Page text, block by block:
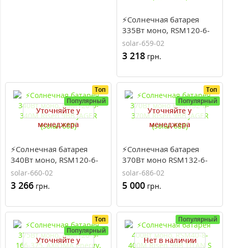
⚡Солнечная батарея
335Вт моно, RSM120-6-
335M Risen 9BB JAGER
(solar-659)
solar-659-02
3 218 грн.
Топ
Популярный
Уточняйте у
менеджера
⚡Солнечная батарея
340Вт моно, RSM120-6-
340M Risen 9BB JAGER
(solar-660)
solar-660-02
3 266 грн.
Топ
Популярный
Уточняйте у
менеджера
⚡Солнечная батарея
370Вт моно RSM132-6-
370M Risen 9BB JAGER
(solar-686)
solar-686-02
5 000 грн.
Топ
Популярный
Уточняйте у
Популярный
Нет в наличии